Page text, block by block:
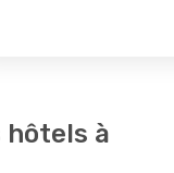
hôtels à